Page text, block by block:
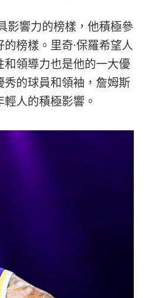
影響力的榜樣，他積極參
榜樣。里奇·保羅希望人
領導力也是他的一大優
的球員和領袖，詹姆斯
人的積極影響。